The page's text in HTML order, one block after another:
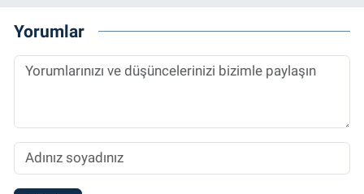
Yorumlar